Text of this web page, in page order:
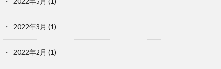
2022年3月 (1)
2022年2月 (1)